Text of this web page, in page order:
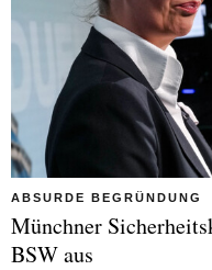
ABSURDE BEGRÜNDUNG
Münchner
BSW aus